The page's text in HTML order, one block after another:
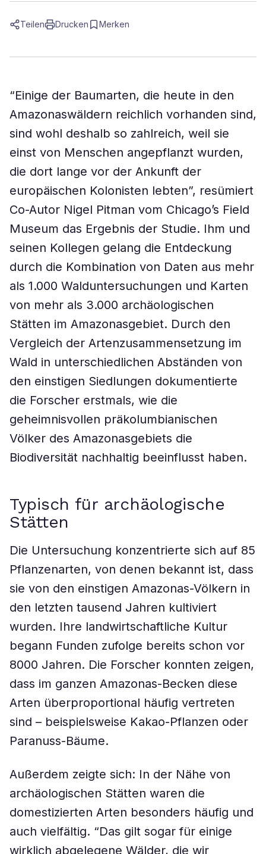
Teilen Drucken Merken
“Einige der Baumarten, die heute in den
Amazonaswäldern reichlich vorhanden sind,
sind wohl deshalb so zahlreich, weil sie
einst von Menschen angepflanzt wurden,
die dort lange vor der Ankunft der
europäischen Kolonisten lebten”, resümiert
Co-Autor Nigel Pitman vom Chicago’s Field
Museum das Ergebnis der Studie. Ihm und
seinen Kollegen gelang die Entdeckung
durch die Kombination von Daten aus mehr
als 1.000 Walduntersuchungen und Karten
von mehr als 3.000 archäologischen
Stätten im Amazonasgebiet. Durch den
Vergleich der Artenzusammensetzung im
Wald in unterschiedlichen Abständen von
den einstigen Siedlungen dokumentierte
die Forscher erstmals, wie die
geheimnisvollen präkolumbianischen
Völker des Amazonasgebiets die
Biodiversität nachhaltig beeinflusst haben.
Typisch für archäologische
Stätten
Die Untersuchung konzentrierte sich auf 85
Pflanzenarten, von denen bekannt ist, dass
sie von den einstigen Amazonas-Völkern in
den letzten tausend Jahren kultiviert
wurden. Ihre landwirtschaftliche Kultur
begann Funden zufolge bereits schon vor
8000 Jahren. Die Forscher konnten zeigen,
dass im ganzen Amazonas-Becken diese
Arten überproportional häufig vertreten
sind – beispielsweise Kakao-Pflanzen oder
Paranuss-Bäume.
Außerdem zeigte sich: In der Nähe von
archäologischen Stätten waren die
domestizierten Arten besonders häufig und
auch vielfältig. “Das gilt sogar für einige
wirklich abgelegene Wälder, die wir